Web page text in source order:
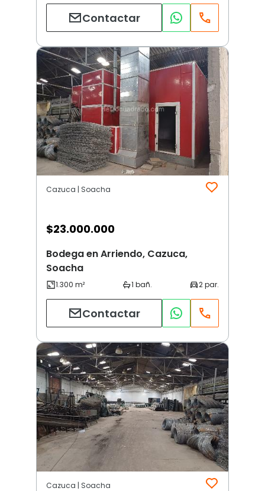
Contactar
Cazuca | Soacha
$23.000.000
Bodega en Arriendo, Cazuca,
Soacha
Contactar
Cazuca | Soacha